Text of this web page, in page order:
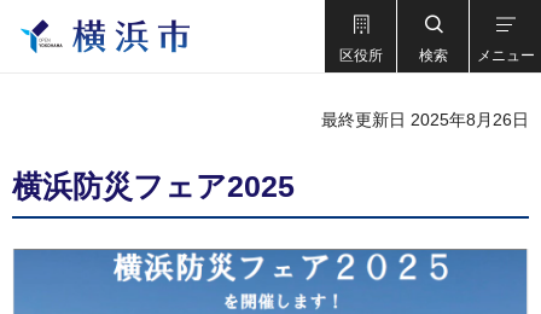
区役所 検索 メニュー
最終更新日 2025年8月26日
横浜防災フェア2025